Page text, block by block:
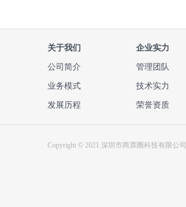
关于我们
公司简介
业务模式
发展历程
企业实力
管理团队
技术实力
荣誉资质
Copyright © 2021 深圳市商票圈科技有限公司